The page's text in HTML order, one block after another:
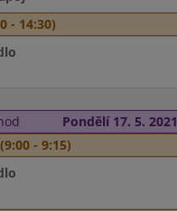
- 14:30)
Pondělí 17. 5. 2021
- 9:15)